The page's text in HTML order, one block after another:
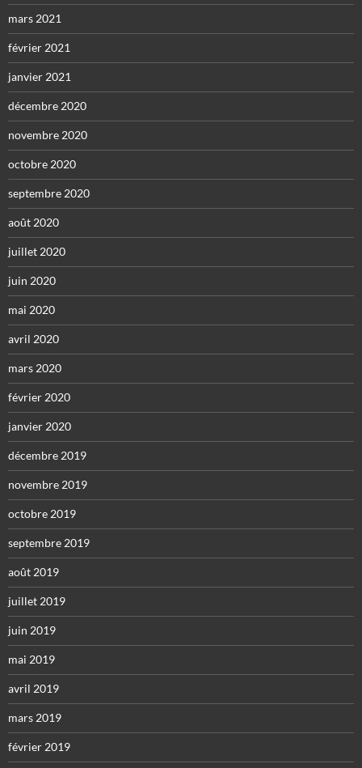
mars 2021
février 2021
janvier 2021
décembre 2020
novembre 2020
octobre 2020
septembre 2020
août 2020
juillet 2020
juin 2020
mai 2020
avril 2020
mars 2020
février 2020
janvier 2020
décembre 2019
novembre 2019
octobre 2019
septembre 2019
août 2019
juillet 2019
juin 2019
mai 2019
avril 2019
mars 2019
février 2019